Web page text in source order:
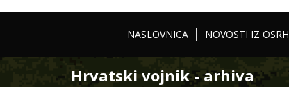
NASLOVNICA NOVOSTI IZ OSRH
Hrvatski vojnik - arhiva